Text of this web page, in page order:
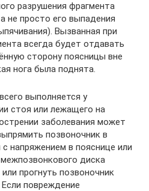
разрушения фрагмента
не просто его выпадения
Вызванная при
всегда будет отдавать
сторону поясницы вне
нога была поднята.
выполняется у
стоя или лежащего на
заболевания может
позвоночник в
напряжением в пояснице или
диска
прогнуть позвоночник
повреждение